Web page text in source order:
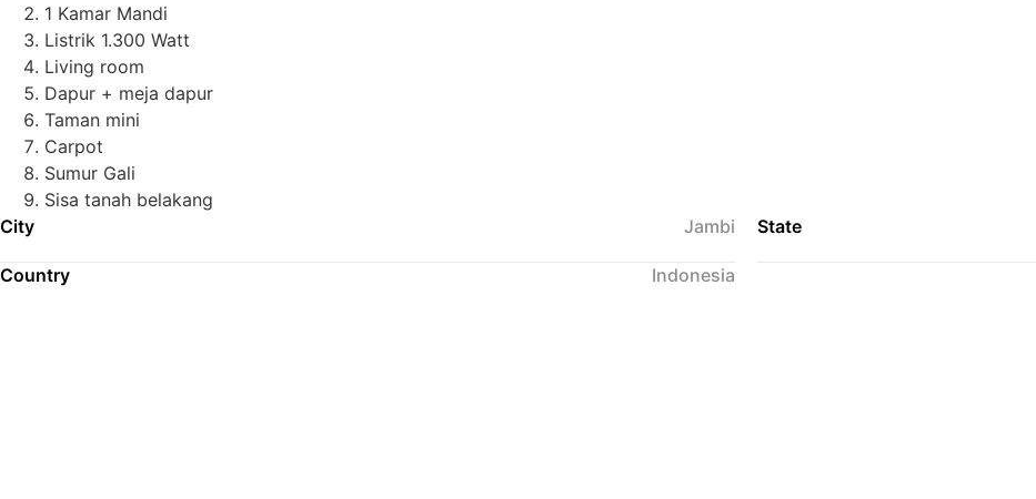
1 Kamar Mandi
Listrik 1.300 Watt
Living room
Dapur + meja dapur
Taman mini
Carpot
Sumur Gali
Sisa tanah belakang
City
Jambi State
Country Indonesia